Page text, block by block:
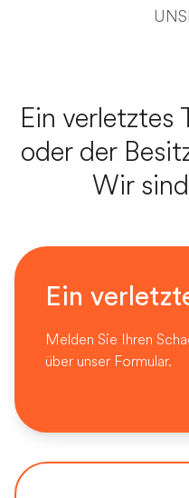
Ein verletztes
oder der
Wir
Ein
Melden Sie Ihren
über unser Formular.